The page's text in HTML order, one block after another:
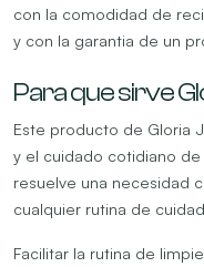
con la comodidad de
y con la garantia de un
Para que sirve
Este producto de Gloria
y el cuidado cotidiano
resuelve una necesidad
cualquier rutina de
Facilitar la rutina de